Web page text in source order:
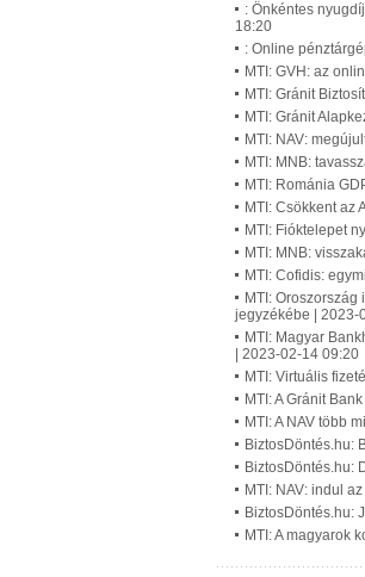
: Önkéntes
18:20
: Online
MTI: GVH: az
MTI: Gránit
MTI: Gránit
MTI: NAV:
MTI: MNB:
MTI: Románia
MTI: Csökkent az
MTI: Fióktelepet
MTI: MNB:
MTI: Cofidis:
MTI:
jegyzékébe | 2023-
MTI: Magyar
| 2023-02-14 09:20
MTI: Virtuális
MTI: A Gránit
MTI: A NAV több
BiztosDöntés.hu:
BiztosDöntés.hu:
MTI: NAV: indul
BiztosDöntés.hu:
MTI: A magyarok